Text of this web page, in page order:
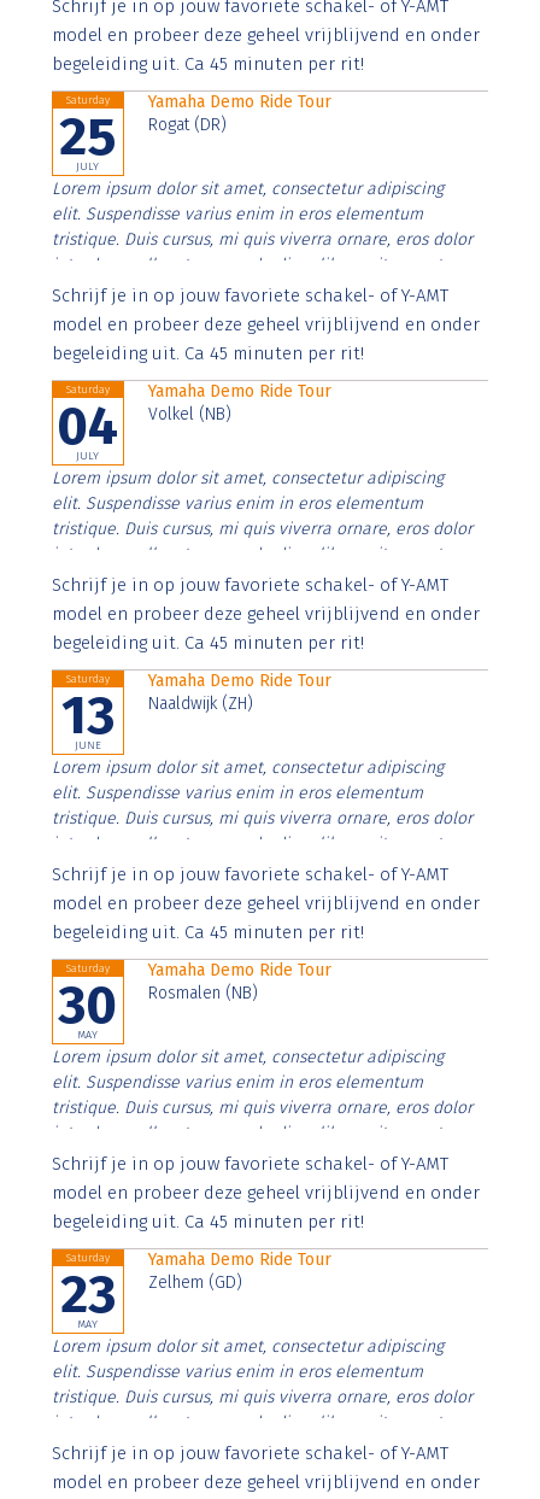
imperdiet. Nunc ut sem vitae risus tristique posuere.
Schrijf je in op jouw favoriete schakel- of Y-AMT
model en probeer deze geheel vrijblijvend en onder
begeleiding uit. Ca 45 minuten per rit!
Saturday
25
JULY
Yamaha Demo Ride Tour
Rogat (DR)
Lorem ipsum dolor sit amet, consectetur adipiscing
elit. Suspendisse varius enim in eros elementum
tristique. Duis cursus, mi quis viverra ornare, eros dolor
interdum nulla, ut commodo diam libero vitae erat.
Aenean faucibus nibh et justo cursus id rutrum lorem
imperdiet. Nunc ut sem vitae risus tristique posuere.
Schrijf je in op jouw favoriete schakel- of Y-AMT
model en probeer deze geheel vrijblijvend en onder
begeleiding uit. Ca 45 minuten per rit!
Saturday
04
JULY
Yamaha Demo Ride Tour
Volkel (NB)
Lorem ipsum dolor sit amet, consectetur adipiscing
elit. Suspendisse varius enim in eros elementum
tristique. Duis cursus, mi quis viverra ornare, eros dolor
interdum nulla, ut commodo diam libero vitae erat.
Aenean faucibus nibh et justo cursus id rutrum lorem
imperdiet. Nunc ut sem vitae risus tristique posuere.
Schrijf je in op jouw favoriete schakel- of Y-AMT
model en probeer deze geheel vrijblijvend en onder
begeleiding uit. Ca 45 minuten per rit!
Saturday
13
JUNE
Yamaha Demo Ride Tour
Naaldwijk (ZH)
Lorem ipsum dolor sit amet, consectetur adipiscing
elit. Suspendisse varius enim in eros elementum
tristique. Duis cursus, mi quis viverra ornare, eros dolor
interdum nulla, ut commodo diam libero vitae erat.
Aenean faucibus nibh et justo cursus id rutrum lorem
imperdiet. Nunc ut sem vitae risus tristique posuere.
Schrijf je in op jouw favoriete schakel- of Y-AMT
model en probeer deze geheel vrijblijvend en onder
begeleiding uit. Ca 45 minuten per rit!
Saturday
30
MAY
Yamaha Demo Ride Tour
Rosmalen (NB)
Lorem ipsum dolor sit amet, consectetur adipiscing
elit. Suspendisse varius enim in eros elementum
tristique. Duis cursus, mi quis viverra ornare, eros dolor
interdum nulla, ut commodo diam libero vitae erat.
Aenean faucibus nibh et justo cursus id rutrum lorem
imperdiet. Nunc ut sem vitae risus tristique posuere.
Schrijf je in op jouw favoriete schakel- of Y-AMT
model en probeer deze geheel vrijblijvend en onder
begeleiding uit. Ca 45 minuten per rit!
Saturday
23
MAY
Yamaha Demo Ride Tour
Zelhem (GD)
Lorem ipsum dolor sit amet, consectetur adipiscing
elit. Suspendisse varius enim in eros elementum
tristique. Duis cursus, mi quis viverra ornare, eros dolor
interdum nulla, ut commodo diam libero vitae erat.
Aenean faucibus nibh et justo cursus id rutrum lorem
imperdiet. Nunc ut sem vitae risus tristique posuere.
Schrijf je in op jouw favoriete schakel- of Y-AMT
model en probeer deze geheel vrijblijvend en onder